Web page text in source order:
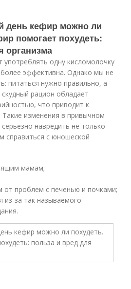
день кефир можно ли
помогает похудеть:
организма
употреблять одну кисломолочку
эффективна. Однако мы не
питаться нужно правильно, а
рацион обладает
что приводит к
изменения в привычном
навредить не только
справиться с юношеской
мамам;
проблем с печенью и почками;
из-за так называемого